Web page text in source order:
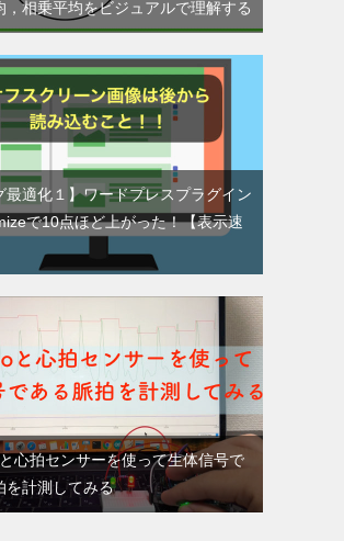
，相乗平均をビジュアルで理解する
最適化１】ワードプレスプラグイン
で10点ほど上がった！【表示速
心拍センサーを使って生体信号で
を計測してみる